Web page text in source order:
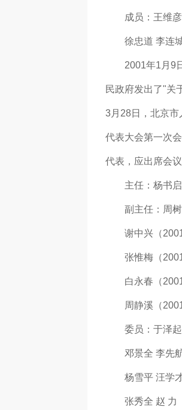
成员：王维彦
徐忠道 李连城
2001年1月9日
民政府发出了"关
3月28日，北京
代表大会第一次
代表，应出席会
主任：杨书启
副主任：周树
谢中兴（2001
张惟梅（2001
白永春（2001
周静溪（2001
委员：于泽起
邓景全 李先航
杨雪平 汪学才
张秀全 赵 力